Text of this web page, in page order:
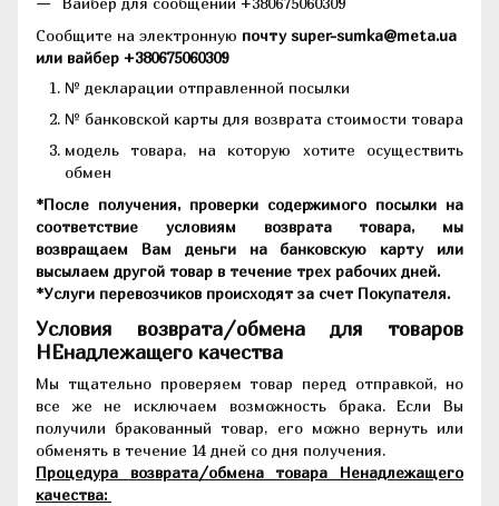
Сообщите на электронную почту super-sumka@meta.ua
или вайбер +380675060309
№ декларации отправленной посылки
№ банковской карты для возврата стоимости товара
модель товара, на которую хотите осуществить
обмен
*После получения, проверки содержимого посылки на
соответствие условиям возврата товара, мы
возвращаем Вам деньги на банковскую карту или
высылаем другой товар в течение трех рабочих дней.
*Услуги перевозчиков происходят за счет Покупателя.
Условия возврата/обмена для товаров
НЕнадлежащего качества
Мы тщательно проверяем товар перед отправкой, но
все же не исключаем возможность брака. Если Вы
получили бракованный товар, его можно вернуть или
обменять в течение 14 дней со дня получения.
Процедура возврата/обмена товара Ненадлежащего
качества: